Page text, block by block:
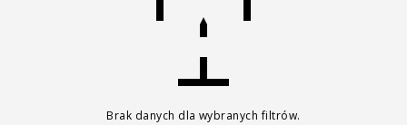
Brak danych dla wybranych filtrów.